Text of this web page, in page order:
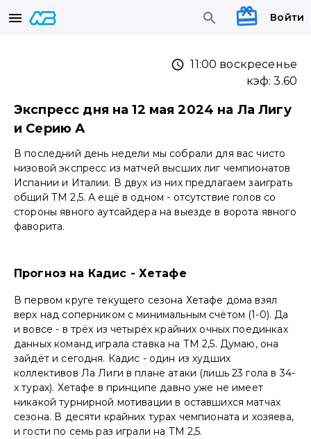
Войти
11:00 воскресенье
кэф:3.60
Экспресс дня на 12 мая 2024 на Ла Лигу
и Серию А
В последний день недели мы собрали для вас чисто
низовой экспресс из матчей высших лиг чемпионатов
Испании и Италии. В двух из них предлагаем заиграть
общий ТМ 2,5. А ещё в одном - отсутствие голов со
стороны явного аутсайдера на выезде в ворота явного
фаворита.
Прогноз на Кадис - Хетафе
В первом круге текущего сезона Хетафе дома взял
верх над соперником с минимальным счётом (1-0). Да
и вовсе - в трёх из четырёх крайних очных поединках
данных команд играла ставка на ТМ 2,5. Думаю, она
зайдёт и сегодня. Кадис - один из худших
коллективов Ла Лиги в плане атаки (лишь 23 гола в 34-
х турах). Хетафе в принципе давно уже не имеет
никакой турнирной мотивации в оставшихся матчах
сезона. В десяти крайних турах чемпионата и хозяева,
и гости по семь раз играли на ТМ 2,5.